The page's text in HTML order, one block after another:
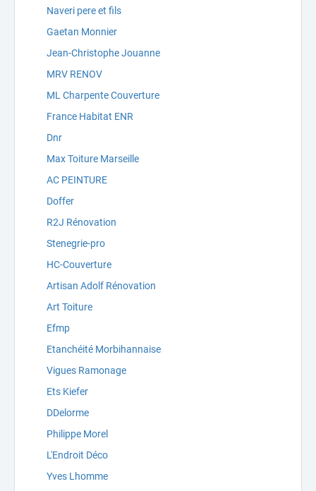
Naveri pere et fils
Gaetan Monnier
Jean-Christophe Jouanne
MRV RENOV
ML Charpente Couverture
France Habitat ENR
Dnr
Max Toiture Marseille
AC PEINTURE
Doffer
R2J Rénovation
Stenegrie-pro
HC-Couverture
Artisan Adolf Rénovation
Art Toiture
Efmp
Etanchéité Morbihannaise
Vigues Ramonage
Ets Kiefer
DDelorme
Philippe Morel
L'Endroit Déco
Yves Lhomme